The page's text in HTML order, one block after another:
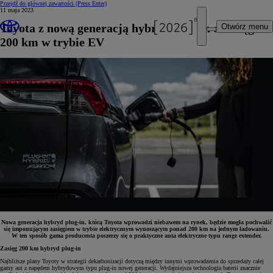
Przejdź do głównej zawartości (Press Enter)
Otwórz menu
11 maja 2023
Toyota z nową generacją hybryd plug-in o zasięgu
200 km w trybie EV
Nowa generacja hybryd plug-in, którą Toyota wprowadzi niebawem na rynek, będzie mogła pochwalić
się imponującym zasięgiem w trybie elektrycznym wynoszącym ponad 200 km na jednym ładowaniu.
W ten sposób gama producenta poszerzy się o praktyczne auta elektryczne typu range extender.
Zasięg 200 km hybryd plug-in
Najbliższe plany Toyoty w strategii dekarbonizacji dotyczą między innymi wprowadzenia do sprzedaży całej
gamy aut z napędem hybrydowym typu plug-in nowej generacji. Wydajniejsza technologia baterii znacznie